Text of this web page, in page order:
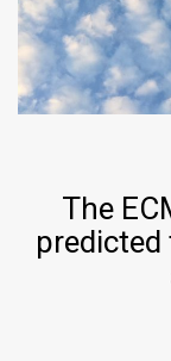
The
predicted